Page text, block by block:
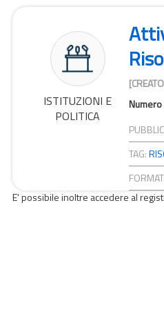
ISTITUZIONI E
POLITICA
TAG:
E' possibile inoltre accedere al